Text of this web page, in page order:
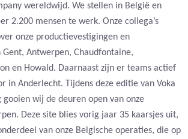
wereldwijd. We stellen in België en
2.200 mensen te werk. Onze collega’s
onze productievestigingen en
Antwerpen, Chaudfontaine,
en Howald. Daarnaast zijn er teams actief
in Anderlecht. Tijdens deze editie van Voka
gooien wij de deuren open van onze
Deze site blies vorig jaar 35 kaarsjes uit,
van onze Belgische operaties, die op